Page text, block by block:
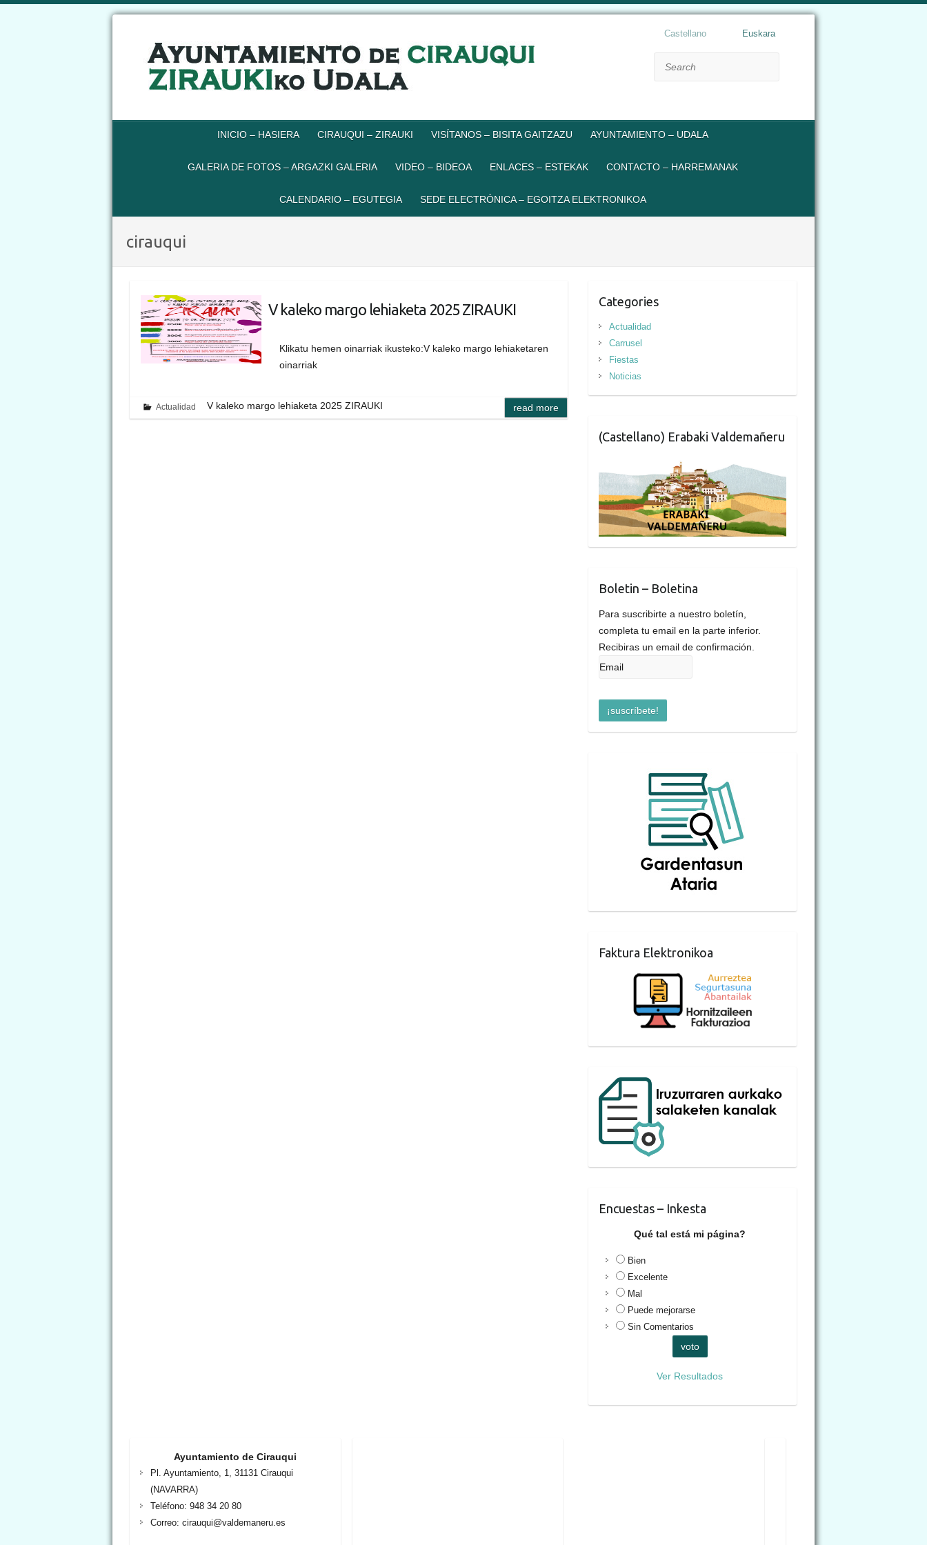
Castellano Euskara
INICIO – HASIERA CIRAUQUI – ZIRAUKI VISÍTANOS – BISITA GAITZAZU AYUNTAMIENTO – UDALA
GALERIA DE FOTOS – ARGAZKI GALERIA VIDEO – BIDEOA ENLACES – ESTEKAK CONTACTO – HARREMANAK
CALENDARIO – EGUTEGIA SEDE ELECTRÓNICA – EGOITZA ELEKTRONIKOA
cirauqui
V kaleko margo lehiaketa 2025 ZIRAUKI
Klikatu hemen oinarriak ikusteko:V kaleko margo lehiaketaren
oinarriak
Actualidad V kaleko margo lehiaketa 2025 ZIRAUKI read more
Categories
Actualidad
Carrusel
Fiestas
Noticias
(Castellano) Erabaki Valdemañeru
Boletin – Boletina
Para suscribirte a nuestro boletín,
completa tu email en la parte inferior.
Recibiras un email de confirmación.
Faktura Elektronikoa
Encuestas – Inkesta
Qué tal está mi página?
Bien
Excelente
Mal
Puede mejorarse
Sin Comentarios
Ver Resultados
Ayuntamiento de Cirauqui
Pl. Ayuntamiento, 1, 31131 Cirauqui
(NAVARRA)
Teléfono: 948 34 20 80
Correo: cirauqui@valdemaneru.es